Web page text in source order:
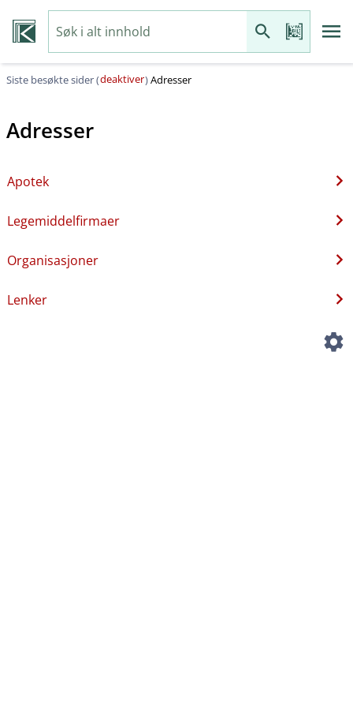
Siste besøkte sider (deaktiver)Adresser
Adresser
Apotek
Legemiddelfirmaer
Organisasjoner
Lenker